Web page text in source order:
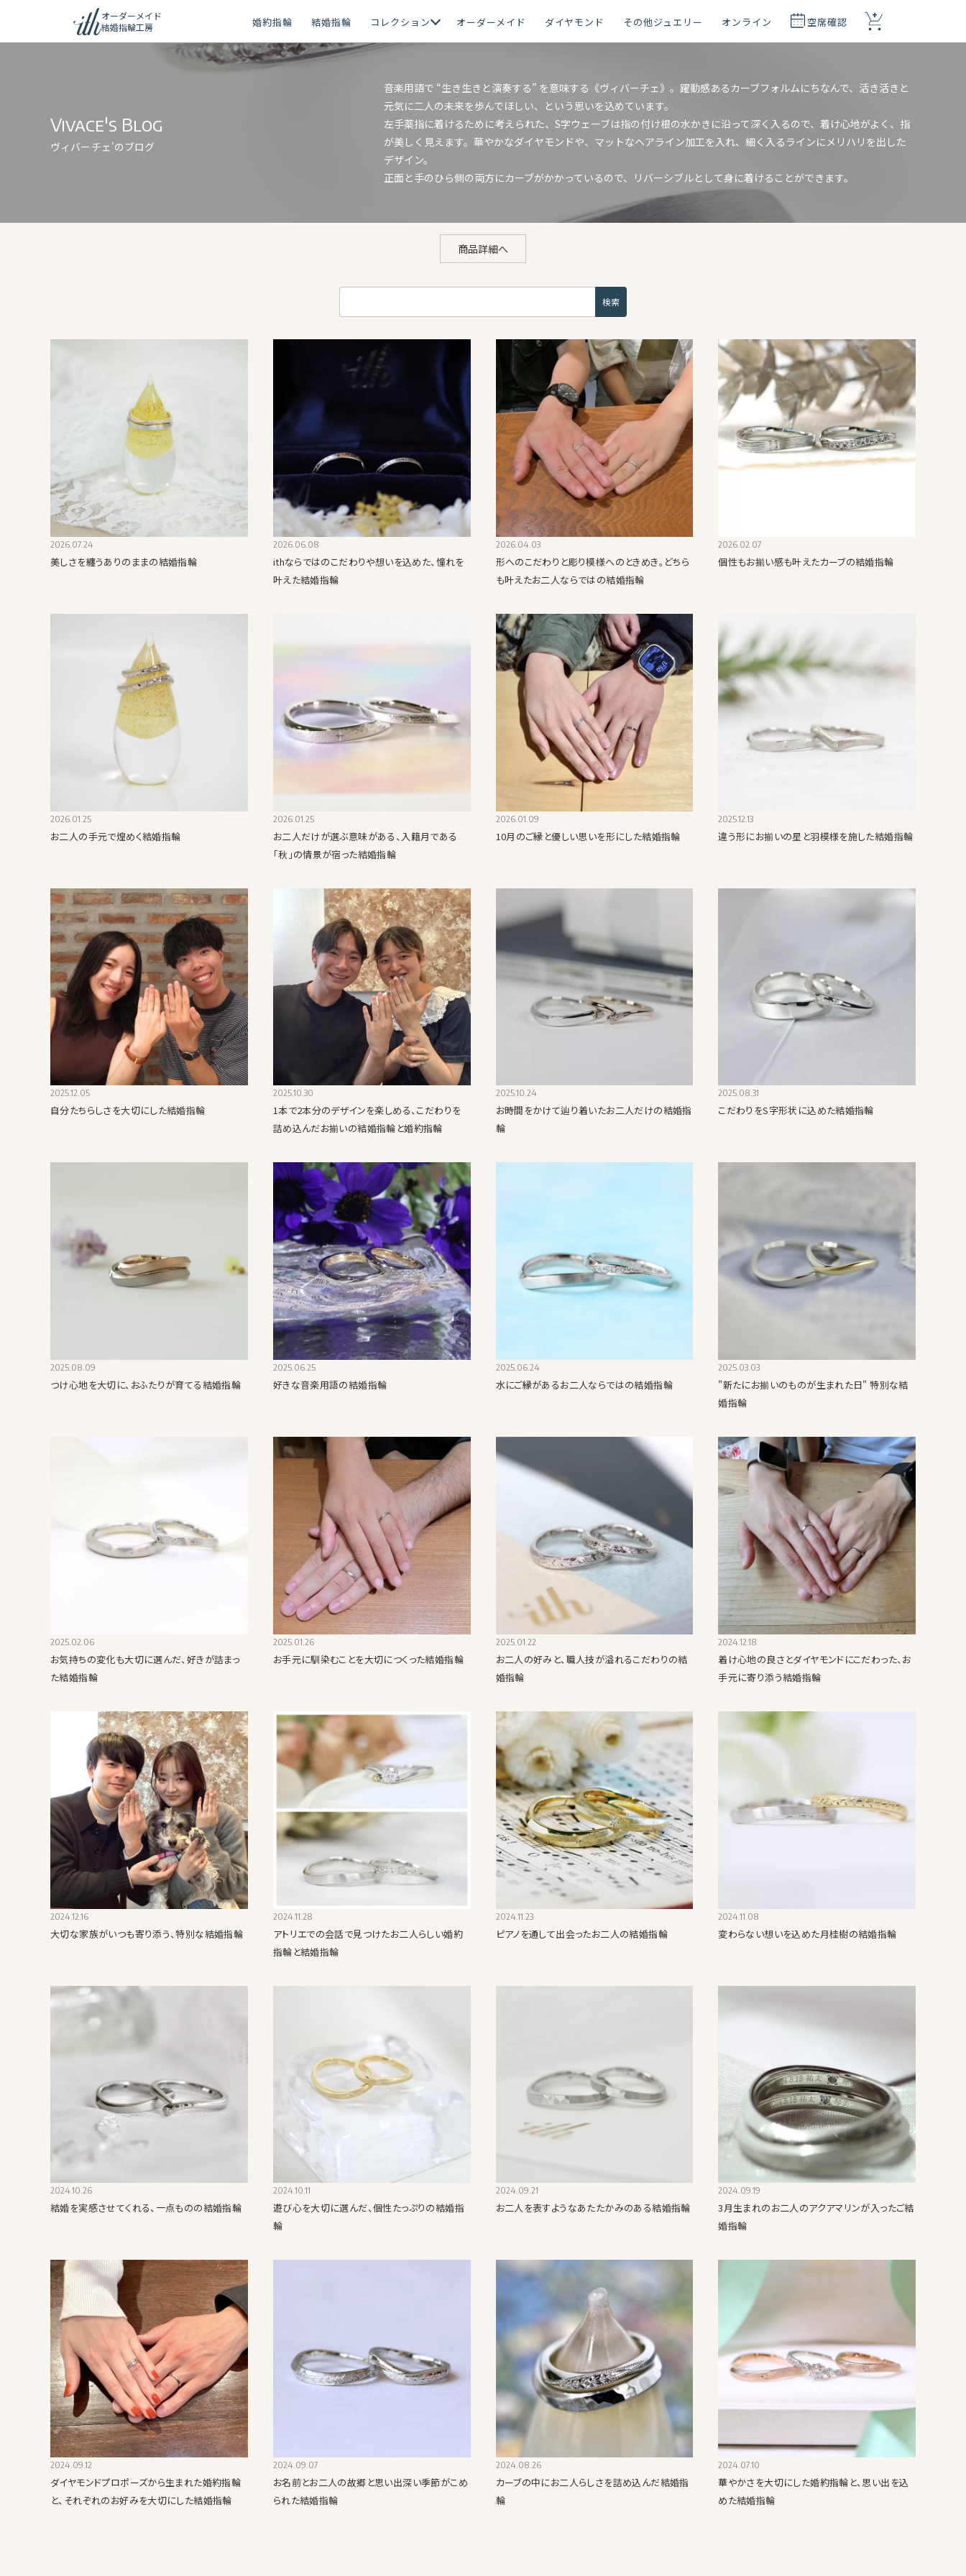
オーダーメイド
結婚指輪工房
婚約指輪 結婚指輪 コレクション オーダーメイド ダイヤモンド その他ジュエリー オンライン 空席確認
+
ヴィバーチェ'のブログ
Vivace's Blog
音楽用語で “生き生きと演奏する” を意味する《ヴィバーチェ》。躍動感あるカーブフォルムにちなんで、活き活きと
元気に二人の未来を歩んでほしい、という思いを込めています。
左手薬指に着けるために考えられた、S字ウェーブは指の付け根の水かきに沿って深く入るので、着け心地がよく、指
が美しく見えます。華やかなダイヤモンドや、マットなヘアライン加工を入れ、細く入るラインにメリハリを出した
デザイン。
正面と手のひら側の両方にカーブがかかっているので、リバーシブルとして身に着けることができます。
商品詳細へ
2026.07.24
美しさを纏うありのままの結婚指輪
2026.06.08
ithならではのこだわりや想いを込めた、憧れを
叶えた結婚指輪
2026.04.03
形へのこだわりと彫り模様へのときめき。どちら
も叶えたお二人ならではの結婚指輪
2026.02.07
個性もお揃い感も叶えたカーブの結婚指輪
2026.01.25
お二人の手元で煌めく結婚指輪
2026.01.25
お二人だけが選ぶ意味がある、入籍月である
「秋」の情景が宿った結婚指輪
2026.01.09
10月のご縁と優しい思いを形にした結婚指輪
2025.12.13
違う形にお揃いの星と羽模様を施した結婚指輪
2025.12.05
自分たちらしさを大切にした結婚指輪
2025.10.30
1本で2本分のデザインを楽しめる、こだわりを
詰め込んだお揃いの結婚指輪と婚約指輪
2025.10.24
お時間をかけて辿り着いたお二人だけの結婚指
輪
2025.08.31
こだわりをS字形状に込めた結婚指輪
2025.08.09
つけ心地を大切に、おふたりが育てる結婚指輪
2025.06.25
好きな音楽用語の結婚指輪
2025.06.24
水にご縁があるお二人ならではの結婚指輪
2025.03.03
"新たにお揃いのものが生まれた日" 特別な結
婚指輪
2025.02.06
お気持ちの変化も大切に選んだ、好きが詰まっ
た結婚指輪
2025.01.26
お手元に馴染むことを大切につくった結婚指輪
2025.01.22
お二人の好みと、職人技が溢れるこだわりの結
婚指輪
2024.12.18
着け心地の良さとダイヤモンドにこだわった、お
手元に寄り添う結婚指輪
2024.12.16
大切な家族がいつも寄り添う、特別な結婚指輪
2024.11.28
アトリエでの会話で見つけたお二人らしい婚約
指輪と結婚指輪
2024.11.23
ピアノを通して出会ったお二人の結婚指輪
2024.11.08
変わらない想いを込めた月桂樹の結婚指輪
2024.10.26
結婚を実感させてくれる、一点ものの結婚指輪
2024.10.11
遊び心を大切に選んだ、個性たっぷりの結婚指
輪
2024.09.21
お二人を表すようなあたたかみのある結婚指輪
2024.09.19
3月生まれのお二人のアクアマリンが入ったご結
婚指輪
2024.09.12
ダイヤモンドプロポーズから生まれた婚約指輪
と、それぞれのお好みを大切にした結婚指輪
2024.09.07
お名前とお二人の故郷と思い出深い季節がこめ
られた結婚指輪
2024.08.26
カーブの中にお二人らしさを詰め込んだ結婚指
輪
2024.07.10
華やかさを大切にした婚約指輪と、思い出を込
めた結婚指輪